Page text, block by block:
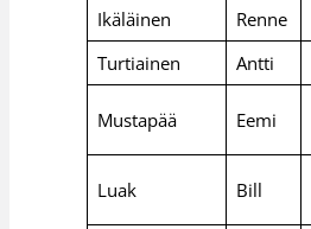
Ikäläinen
Renne
Turtiainen
Antti
Mustapää Eemi
Luak Bill